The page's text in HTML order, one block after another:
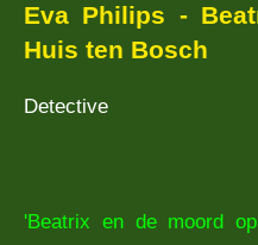
Eva Philips -
Huis ten Bosch
Detective
'Beatrix en de moord